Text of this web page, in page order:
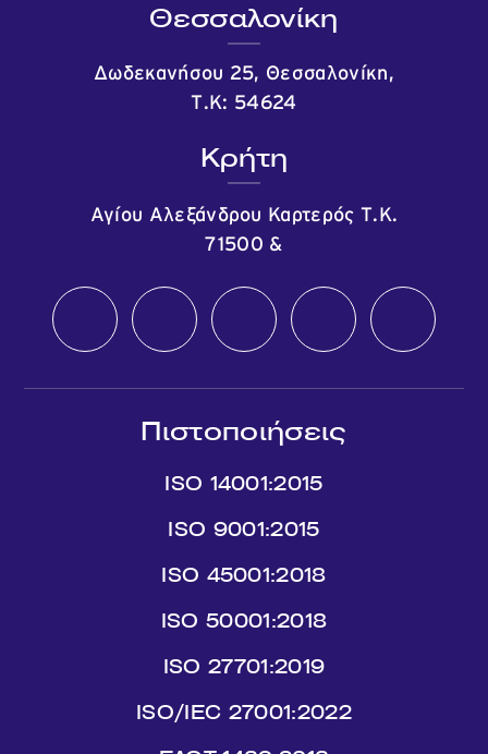
Θεσσαλονίκη
Δωδεκανήσου 25, Θεσσαλονίκη,
Τ.Κ: 54624
Κρήτη
Αγίου Αλεξάνδρου Καρτερός Τ.Κ.
71500 &
Πιστοποιήσεις
ISO 14001:2015
ISO 9001:2015
ISO 45001:2018
ISO 50001:2018
ISO 27701:2019
ISO/IEC 27001:2022